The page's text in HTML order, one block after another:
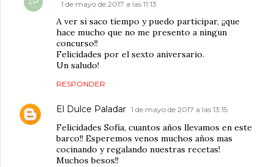
1 de mayo de 2017 a las 11:13
A ver si saco tiempo y puedo participar, ¡¡que
hace mucho que no me presento a ningun
concurso!!
Felicidades por el sexto aniversario.
Un saludo!
RESPONDER
El Dulce Paladar 1 de mayo de 2017 a las 13:15
Felicidades Sofía, cuantos años llevamos en este
barco!! Esperemos venos muchos años mas
cocinando y regalando nuestras recetas!
Muchos besos!!